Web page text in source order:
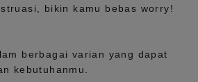
bikin kamu bebas worry!
berbagai varian yang dapat
kebutuhanmu.